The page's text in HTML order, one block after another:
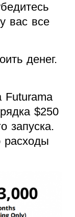
вас все
денег.
Futurama
$250
запуска.
расходы